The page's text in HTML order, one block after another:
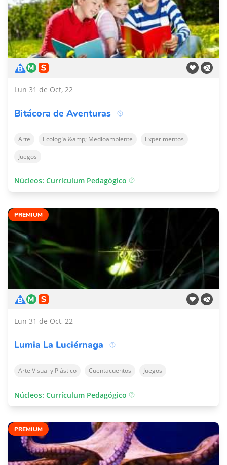
Lun 31 de Oct, 22
Bitácora de Aventuras
Arte Ecología &amp; Medioambiente
Experimentos
Juegos
Núcleos: Currículum Pedagógico
PREMIUM
Lun 31 de Oct, 22
Lumia La Luciérnaga
Arte Visual y Plástico Cuentacuentos Juegos
Núcleos: Currículum Pedagógico
PREMIUM